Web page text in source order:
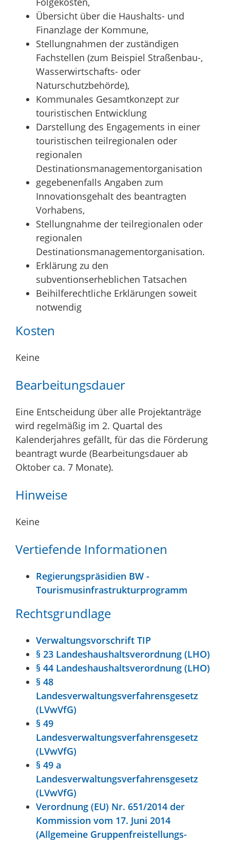
Übersicht über die Haushalts- und
Finanzlage der Kommune,
Stellungnahmen der zuständigen
Fachstellen (zum Beispiel Straßenbau-,
Wasserwirtschafts- oder
Naturschutzbehörde),
Kommunales Gesamtkonzept zur
touristischen Entwicklung
Darstellung des Engagements in einer
touristischen teilregionalen oder
regionalen
Destinationsmanagementorganisation
gegebenenfalls Angaben zum
Innovationsgehalt des beantragten
Vorhabens,
Stellungnahme der teilregionalen oder
regionalen
Destinationsmanagementorganisation.
Erklärung zu den
subventionserheblichen Tatsachen
Beihilferechtliche Erklärungen soweit
notwendig
Kosten
Keine
Bearbeitungsdauer
Eine Entscheidung über alle Projektanträge
wird regelmäßig im 2. Quartal des
Kalenderjahres gefällt, für das die Förderung
beantragt wurde (Bearbeitungsdauer ab
Oktober ca. 7 Monate).
Hinweise
Keine
Vertiefende Informationen
Regierungspräsidien BW -
Tourismusinfrastrukturprogramm
Rechtsgrundlage
Verwaltungsvorschrift TIP
§ 23 Landeshaushaltsverordnung (LHO)
§ 44 Landeshaushaltsverordnung (LHO)
§ 48
Landesverwaltungsverfahrensgesetz
(LVwVfG)
§ 49
Landesverwaltungsverfahrensgesetz
(LVwVfG)
§ 49 a
Landesverwaltungsverfahrensgesetz
(LVwVfG)
Verordnung (EU) Nr. 651/2014 der
Kommission vom 17. Juni 2014
(Allgemeine Gruppenfreistellungs-